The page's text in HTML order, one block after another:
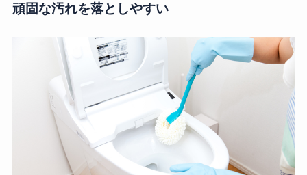
頑固な汚れを落としやすい